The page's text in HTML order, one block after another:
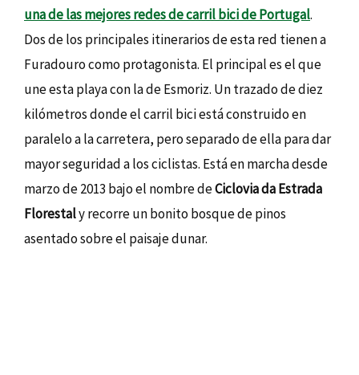
una de las mejores redes de carril bici de Portugal.
Dos de los principales itinerarios de esta red tienen a
Furadouro como protagonista. El principal es el que
une esta playa con la de Esmoriz. Un trazado de diez
kilómetros donde el carril bici está construido en
paralelo a la carretera, pero separado de ella para dar
mayor seguridad a los ciclistas. Está en marcha desde
marzo de 2013 bajo el nombre deCiclovia da Estrada
Florestaly recorre un bonito bosque de pinos
asentado sobre el paisaje dunar.